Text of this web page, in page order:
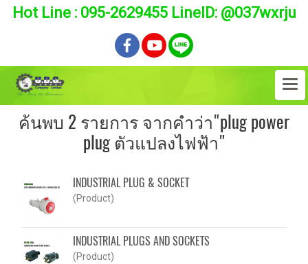
Hot Line : 095-2629455 LineID: @037wxrju
ค้นพบ 2 รายการ จากคำว่า"plug power
plug ตัวแปลงไฟฟ้า"
INDUSTRIAL PLUG & SOCKET
(Product)
INDUSTRIAL PLUGS AND SOCKETS
(Product)